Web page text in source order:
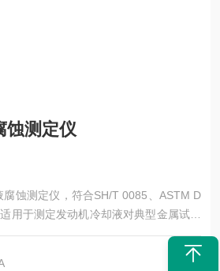
蚀测定仪
腐蚀测定仪，符合SH/T 0085、ASTM D
用于测定发动机冷却液对典型金属试片